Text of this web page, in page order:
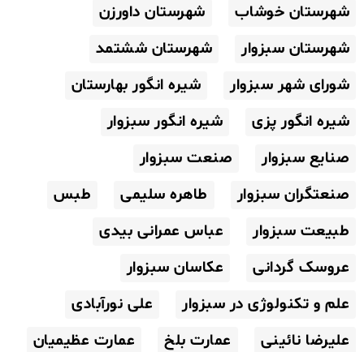
شهرستان خوشاب
شهرستان داورزن
شهرستان سبزوار
شهرستان ششتمد
شورای شهر سبزوار
شیره انگور بهارستان
شیره انگور پزی
شیره انگور سبزوار
صنایع سبزوار
صنعت سبزوار
صنعتگران سبزوار
طاهره سلیمی
طبس
طبیعت سبزوار
عباس عمرانی بیدی
عروسک گردانی
عکاسان سبزوار
علم و تکنولوژی در سبزوار
علی نورآبادی
علیرضا نائینی
عمارت بلخ
عمارت عظیمیان